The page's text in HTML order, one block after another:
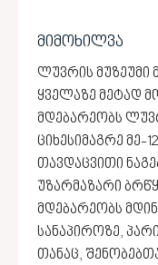
მიმოხილვა
ლუვრის
ყველაზე მეტად
მდებარეობს
ციხესიმაგრე მე-
თავდაცვითი
უზარმაზარი
მდებარეობს
სანაპიროზე,
თანაც,